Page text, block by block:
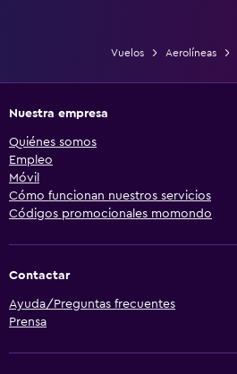
Vuelos Aerolíneas
Nuestra empresa
Quiénes somos
Empleo
Móvil
Cómo funcionan nuestros servicios
Códigos promocionales momondo
Contactar
Ayuda/Preguntas frecuentes
Prensa